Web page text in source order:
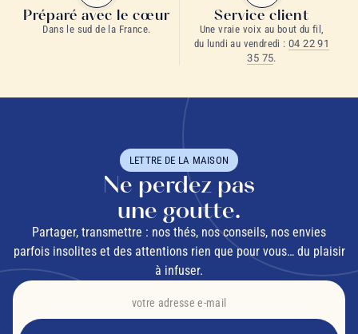
Préparé avec le cœur
Dans le sud de la France.
Service client
Une vraie voix au bout du fil,
du lundi au vendredi :04 22 91
35 75.
LETTRE DE LA MAISON
Ne perdez pas
une goutte.
Partager, transmettre : nos thés, nos conseils, nos envies
parfois insolites et des attentions rien que pour vous… du plaisir
à infuser.